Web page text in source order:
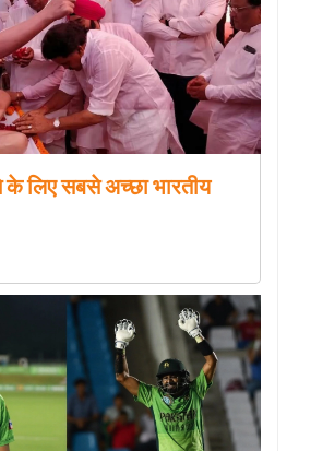
लिए सबसे अच्छा भारतीय